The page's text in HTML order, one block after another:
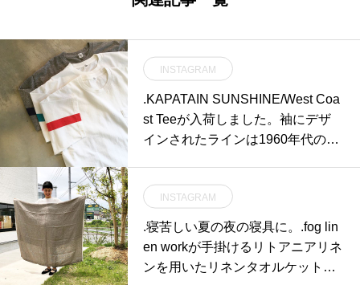
INSTAGRAM
.KAPATAIN SUNSHINE/West Coa
st Teeが入荷しました。袖にデザ
インされたラインは1960年代の西
と落ちるボックス型で、緩めのサ
イズ感ながらも非常に綺麗な形で
着用できる設計に。薄すぎず厚す
ぎずの生地感なので1枚でも十分
INSTAGRAM
.寝苦しい夏の夜の寝具に。.fog lin
en workが手掛けるリトアニアリネ
ンを用いたリネンタオルケット。